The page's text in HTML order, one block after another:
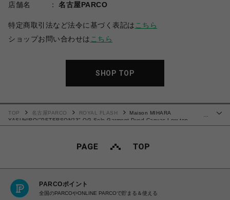
店舗名
名古屋PARCO
特定商取引法など法令に基づく表記は こちら
ショップお問い合わせは こちら
SHOP TOP
…
TOP 名古屋PARCO ROYAL FLASH
Maison MIHARA
YASUHIRO/"PETERSON23" OG Sole Garment Dyed Canvas Low-top
Sneaker
PARCOポイント
全国のPARCOやONLINE PARCOで貯まる＆使える